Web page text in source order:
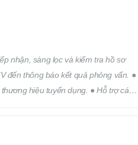
nhận, sàng lọc và kiểm tra hồ sơ
thông báo kết quả phỏng vấn. ●
hiệu tuyển dụng. ● Hỗ trợ các